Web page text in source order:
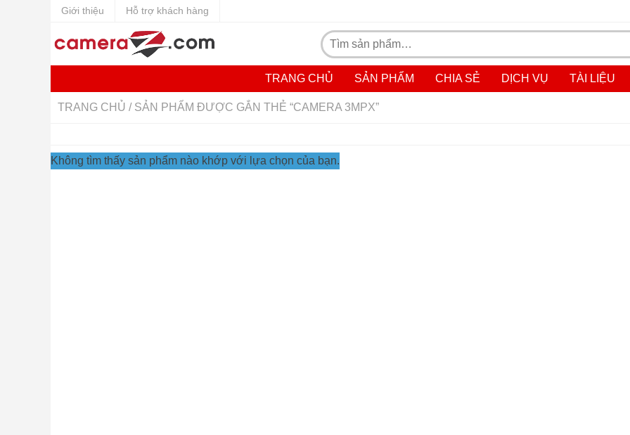
Giới thiệu Hỗ trợ khách hàng
kiếm:
TRANG CHỦ
SẢN PHẨM CHIA SẺ DỊCH VỤ TÀI LIỆU
TRANG CHỦ / SẢN PHẨM ĐƯỢC GẮN THẺ “CAMERA 3MPX”
Không tìm thấy sản phẩm nào khớp với lựa chọn của bạn.